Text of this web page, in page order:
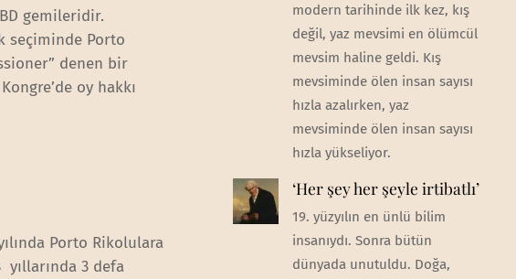
gemileridir.
seçiminde Porto
denen bir
oy hakkı
Porto Rikolulara
yıllarında 3 defa
modern tarihinde ilk kez, kış
değil, yaz mevsimi en ölümcül
mevsim haline geldi. Kış
mevsiminde ölen insan sayısı
hızla azalırken, yaz
mevsiminde ölen insan sayısı
hızla yükseliyor.
‘Her şey her şeyle irtibatlı’
19. yüzyılın en ünlü bilim
insanıydı. Sonra bütün
dünyada unutuldu. Doğa,